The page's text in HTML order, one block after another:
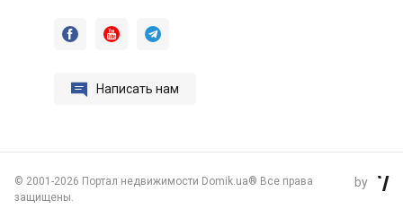
  
 Написать нам
© 2001-2026 Портал недвижимости Domik.ua® Все права
защищены.
by 